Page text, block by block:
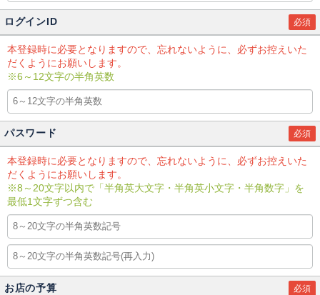
ログインID 必須
本登録時に必要となりますので、忘れないように、必ずお控えいた
だくようにお願いします。
※6～12文字の半角英数
パスワード 必須
本登録時に必要となりますので、忘れないように、必ずお控えいた
だくようにお願いします。
※8～20文字以内で「半角英大文字・半角英小文字・半角数字」を
最低1文字ずつ含む
お店の予算 必須